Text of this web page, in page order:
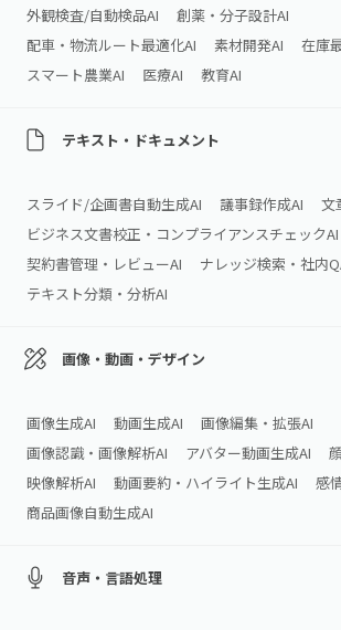
外観検査/自動検品AI
創薬・分子設計AI
配車・物流ルート最適化AI
素材開発AI
在庫
スマート農業AI
医療AI 教育AI
テキスト・ドキュメント
スライド/企画書自動生成AI 議事録作成AI
文
ビジネス文書校正・コンプライアンスチェックAI
契約書管理・レビューAI
ナレッジ検索・社内
テキスト分類・分析AI
画像・動画・デザイン
画像生成AI 動画生成AI
画像編集・拡張AI
画像認識・画像解析AI
アバター動画生成AI
映像解析AI
動画要約・ハイライト生成AI
感
商品画像自動生成AI
音声・言語処理